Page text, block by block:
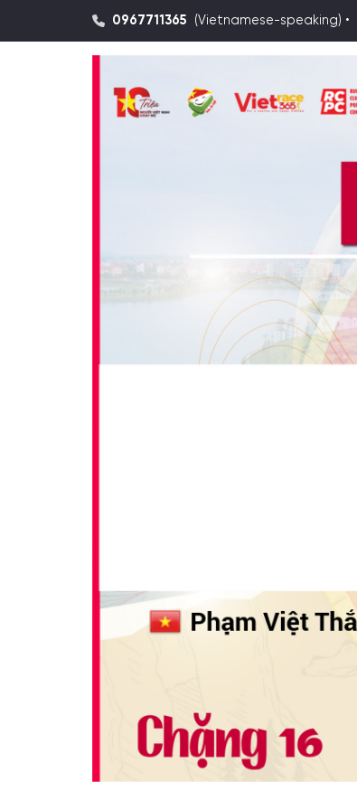
0967711365 (Vietnamese-speaking) •